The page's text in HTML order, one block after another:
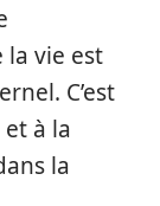
la vie est
C’est
à la
la